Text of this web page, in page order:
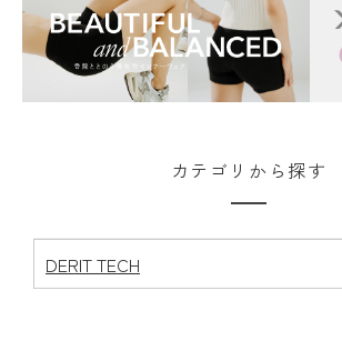
カテゴリから探す
DERIT TECH